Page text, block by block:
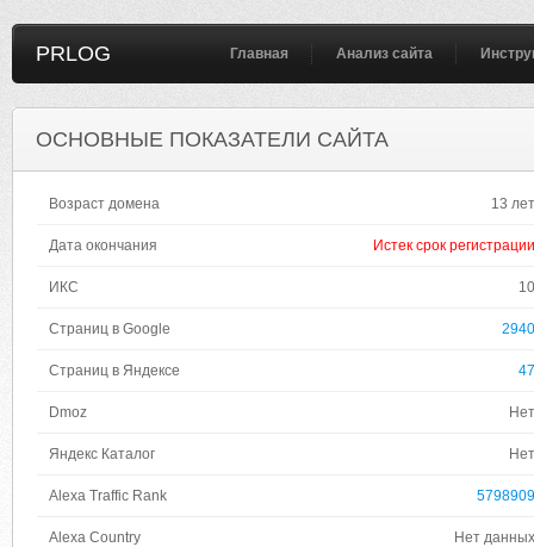
PRLOG Главная Анализ сайта
ОСНОВНЫЕ ПОКАЗАТЕЛИ САЙТА
Возраст домена 13 лет
Дата окончания Истек срок регистрации
ИКС 10
Страниц в Google 2940
Страниц в Яндексе 47
Dmoz Нет
Яндекс Каталог Нет
Alexa Traffic Rank 5798909
Alexa Country Нет данных